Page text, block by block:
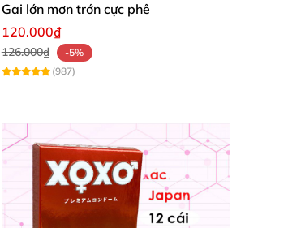
Gai lớn mơn trớn cực phê
120.000₫
126.000₫
-5%
(987)